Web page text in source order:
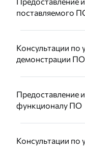
поставляемого
Консультации по
демонстрации ПО
Предоставление
функционалу ПО
Консультации по